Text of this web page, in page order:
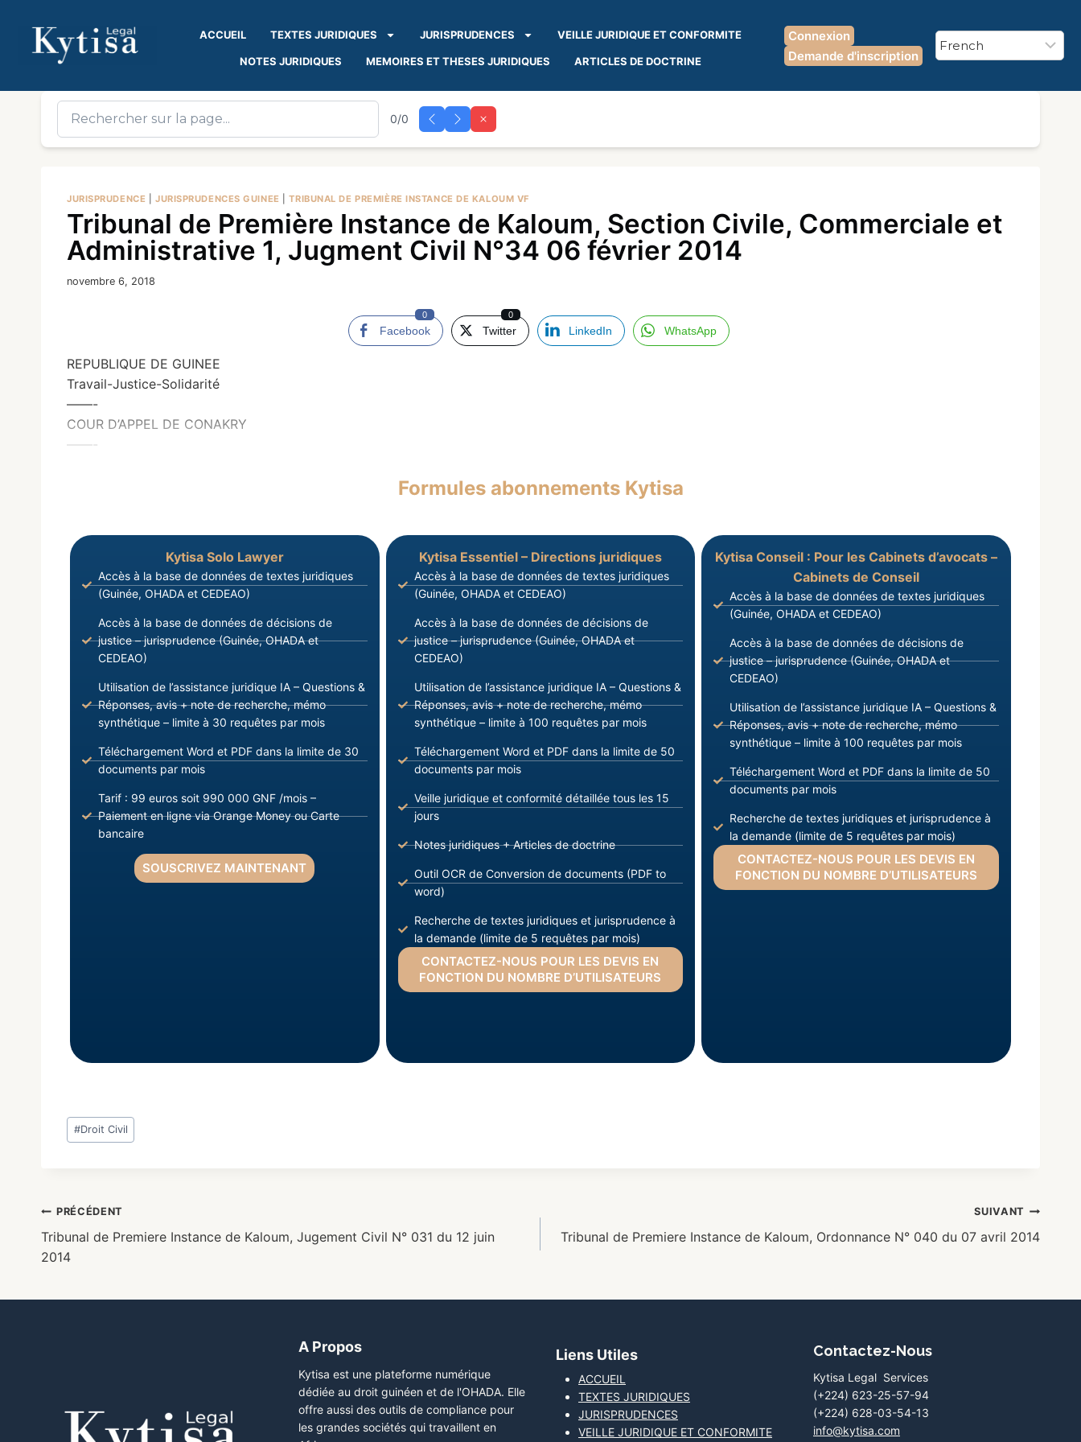
ACCUEIL TEXTES JURIDIQUES JURISPRUDENCES VEILLE JURIDIQUE ET CONFORMITE
NOTES JURIDIQUES MEMOIRES ET THESES JURIDIQUES ARTICLES DE DOCTRINE
Connexion
Demande d'inscription
0/0
JURISPRUDENCE JURISPRUDENCES GUINEE |TRIBUNAL DE PREMIÈRE INSTANCE DE KALOUM VF
Tribunal de Première Instance de Kaloum, Section Civile, Commerciale et
Administrative 1, Jugment Civil N°34 06 février 2014
novembre 6, 2018
Facebook
0
Twitter
0
LinkedIn WhatsApp
REPUBLIQUE DE GUINEE
Travail-Justice-Solidarité
——-
COUR D’APPEL DE CONAKRY
Formules abonnements Kytisa
Kytisa Solo Lawyer
Accès à la base de données de textes juridiques
(Guinée, OHADA et CEDEAO)
Accès à la base de données de décisions de
justice – jurisprudence (Guinée, OHADA et
CEDEAO)
Utilisation de l’assistance juridique IA – Questions &
Réponses, avis + note de recherche, mémo
synthétique – limite à 30 requêtes par mois
Téléchargement Word et PDF dans la limite de 30
documents par mois
Tarif : 99 euros soit 990 000 GNF /mois –
Paiement en ligne via Orange Money ou Carte
bancaire
SOUSCRIVEZ MAINTENANT
Kytisa Essentiel – Directions juridiques
Accès à la base de données de textes juridiques
(Guinée, OHADA et CEDEAO)
Accès à la base de données de décisions de
justice – jurisprudence (Guinée, OHADA et
CEDEAO)
Utilisation de l’assistance juridique IA – Questions &
Réponses, avis + note de recherche, mémo
synthétique – limite à 100 requêtes par mois
Téléchargement Word et PDF dans la limite de 50
documents par mois
Veille juridique et conformité détaillée tous les 15
jours
Notes juridiques + Articles de doctrine
Outil OCR de Conversion de documents (PDF to
word)
Recherche de textes juridiques et jurisprudence à
la demande (limite de 5 requêtes par mois)
CONTACTEZ-NOUS POUR LES DEVIS EN
FONCTION DU NOMBRE D’UTILISATEURS
Kytisa Conseil : Pour les Cabinets d’avocats –
Cabinets de Conseil
Accès à la base de données de textes juridiques
(Guinée, OHADA et CEDEAO)
Accès à la base de données de décisions de
justice – jurisprudence (Guinée, OHADA et
CEDEAO)
Utilisation de l’assistance juridique IA – Questions &
Réponses, avis + note de recherche, mémo
synthétique – limite à 100 requêtes par mois
Téléchargement Word et PDF dans la limite de 50
documents par mois
Recherche de textes juridiques et jurisprudence à
la demande (limite de 5 requêtes par mois)
CONTACTEZ-NOUS POUR LES DEVIS EN
FONCTION DU NOMBRE D’UTILISATEURS
#Droit Civil
PRÉCÉDENT
Tribunal de Premiere Instance de Kaloum, Jugement Civil N° 031 du 12 juin
2014
SUIVANT
Tribunal de Premiere Instance de Kaloum, Ordonnance N° 040 du 07 avril 2014
A Propos
Kytisa est une plateforme numérique
dédiée au droit guinéen et de l'OHADA. Elle
offre aussi des outils de compliance pour
les grandes sociétés qui travaillent en
Liens Utiles
ACCUEIL
TEXTES JURIDIQUES
JURISPRUDENCES
VEILLE JURIDIQUE ET CONFORMITE
Contactez-Nous
Kytisa Legal Services
(+224) 623-25-57-94
(+224) 628-03-54-13
info@kytisa.com